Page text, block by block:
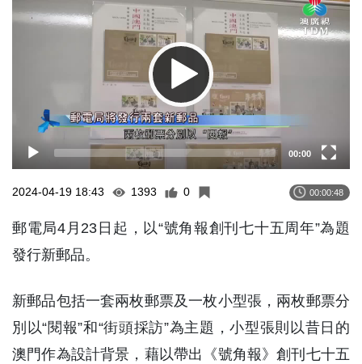
00:00
2024-04-19 18:43 1393 0 00:00:48
郵電局4月23日起，以“號角報創刊七十五周年”為題
發行新郵品。
新郵品包括一套兩枚郵票及一枚小型張，兩枚郵票分
別以“閱報”和“街頭採訪”為主題，小型張則以昔日的
澳門作為設計背景，藉以帶出《號角報》創刊七十五